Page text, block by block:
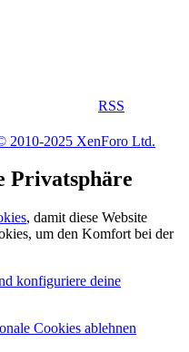
RSS
2010-2025 XenForo Ltd.
Privatsphäre
, damit diese Website
um den Komfort bei der
konfiguriere deine
Cookies ablehnen